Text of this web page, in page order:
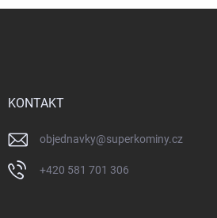
KONTAKT
objednavky@superkominy.cz
+420 581 701 306